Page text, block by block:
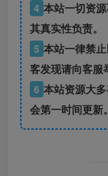
4 本站一切资
其真实性负责。
5 本站一律禁
客发现请向客服
6 本站资源大
会第一时间更新。